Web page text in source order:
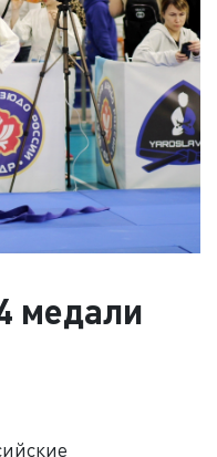
медали